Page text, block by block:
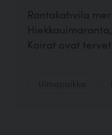
Rantakahvila
Koirat ovat